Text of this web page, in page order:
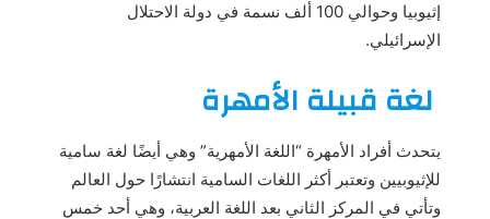
إثيوبيا وحوالي 100 ألف نسمة في دولة الاحتلال
الإسرائيلي.
لغة قبيلة الأمهرة
يتحدث أفراد الأمهرة “اللغة الأمهرية” وهي أيضًا لغة سامية
للإثيوبيين وتعتبر أكثر اللغات السامية انتشارًا حول العالم
وتأتي في المركز الثاني بعد اللغة العربية، وهي أحد خمس